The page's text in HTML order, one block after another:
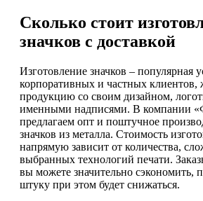
Сколько стоит
значков с доставкой
Изготовление значков – популярная
корпоративных и частных клиентов,
продукцию со своим дизайном,
именными надписями. В компании
предлагаем опт и поштучное
значков из металла. Стоимость
напрямую зависит от количества,
выбранных технологий печати.
вы можете значительно сэкономить,
штуку при этом будет снижаться.